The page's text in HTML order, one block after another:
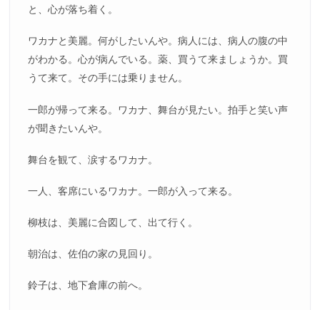
と、心が落ち着く。
ワカナと美麗。何がしたいんや。病人には、病人の腹の中
がわかる。心が病んでいる。薬、買うて来ましょうか。買
うて来て。その手には乗りません。
一郎が帰って来る。ワカナ、舞台が見たい。拍手と笑い声
が聞きたいんや。
舞台を観て、涙するワカナ。
一人、客席にいるワカナ。一郎が入って来る。
柳枝は、美麗に合図して、出て行く。
朝治は、佐伯の家の見回り。
鈴子は、地下倉庫の前へ。